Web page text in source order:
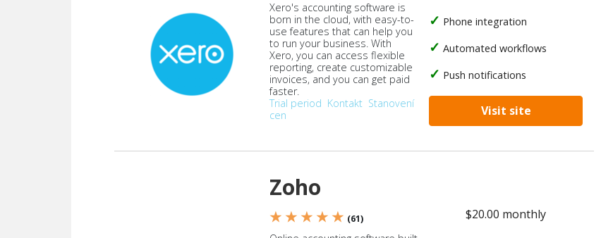
Xero's accounting software is
born in the cloud, with easy-to-
use features that can help you
to run your business. With
Xero, you can access flexible
reporting, create customizable
invoices, and you can get paid
faster.
Trial period Kontakt Stanovení
cen
Phone integration
Automated workflows
Push notifications
Visit site
Zoho
★ ★ ★ ★ ★ (61) $20.00 monthly